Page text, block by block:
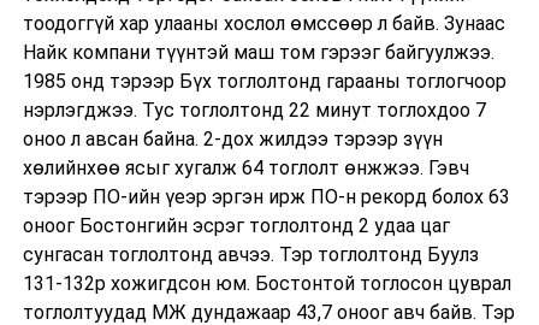
тоодоггүй хар улааны хослол өмссөөр л байв. Зунаас
Найк компани түүнтэй маш том гэрээг байгуулжээ.
1985 онд тэрээр Бүх тоглолтонд гарааны тоглогчоор
нэрлэгджээ. Тус тоглолтонд 22 минут тоглохдоо 7
оноо л авсан байна. 2-дох жилдээ тэрээр зүүн
хөлийнхөө ясыг хугалж 64 тоглолт өнжжээ. Гэвч
тэрээр ПО-ийн үеэр эргэн ирж ПО-н рекорд болох 63
оноог Бостонгийн эсрэг тоглолтонд 2 удаа цаг
сунгасан тоглолтонд авчээ. Тэр тоглолтонд Буулз
131-132р хожигдсон юм. Бостонтой тоглосон цуврал
тоглолтуудад МЖ дундажаар 43,7 оноог авч байв. Тэр